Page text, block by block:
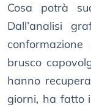
Cosa potrà
Dall’analisi
brusco
hanno
giorni, ha fatto